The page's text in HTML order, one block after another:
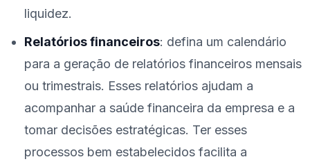
liquidez.
Relatórios financeiros: defina um calendário
para a geração de relatórios financeiros mensais
ou trimestrais. Esses relatórios ajudam a
acompanhar a saúde financeira da empresa e a
tomar decisões estratégicas. Ter esses
processos bem estabelecidos facilita a